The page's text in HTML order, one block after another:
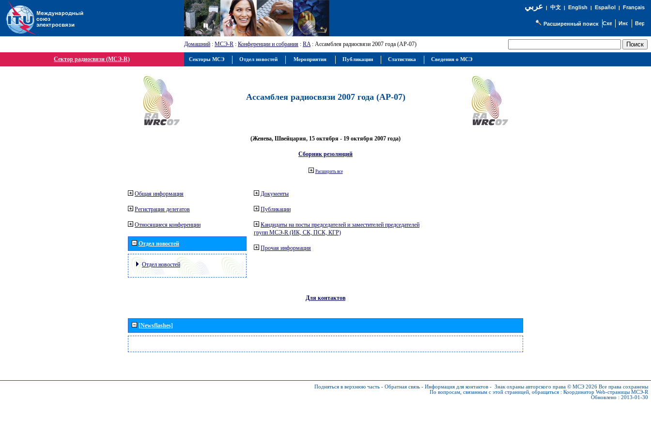
عربي| 中文| English | Español | Français
Расширенный поиск
Домашний : МСЭ-R : Конференции и собрания : RA: Ассамблея радиосвязи 2007 года (АР-07)
Сектор радиосвязи (МСЭ-R)
Ассамблея радиосвязи 2007 года (АР-07)
(Женева, Швейцария, 15 октября - 19 октября 2007 года)
Сборник резолюций
Расширить все
Общая информация
Регистрация делегатов
Относящиеся конференции
Отдел новостей
Отдел новостей
Документы
Публикации
Кандидаты на посты председателей и заместителей председателей
групп МСЭ-R (ИК, СК, ПСК, КГР)
Прочая информация
Для контактов
[Newsflashes]
Подняться в верхнюю часть - Обратная связь - Информация для контактов - Знак охраны авторского права © МСЭ 2026 Все права сохранены
По вопросам, связанным с этой страницей, обращаться : Координатор Web-страницы МСЭ-R
Обновлено : 2013-01-30
Секторы МСЭ Отдел новостей Мероприятия Публикации Статистика Сведения о МСЭ